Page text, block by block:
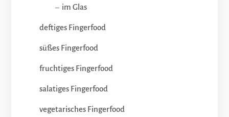
– im Glas
deftiges Fingerfood
süßes Fingerfood
fruchtiges Fingerfood
salatiges Fingerfood
vegetarisches Fingerfood